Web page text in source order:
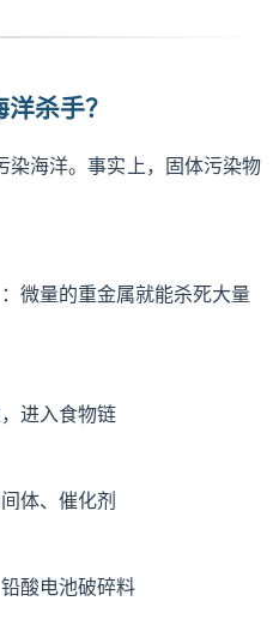
杀手？
染海洋。事实上，固体污染物
微量的重金属就能杀死大量
进入食物链
体、催化剂
酸电池破碎料